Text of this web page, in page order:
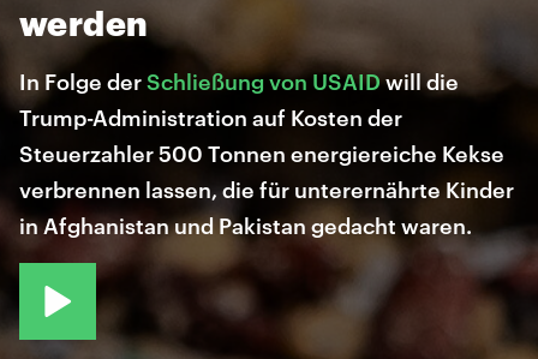
werden
In Folge derSchließung von USAIDwill die
Trump-Administration auf Kosten der
Steuerzahler 500 Tonnen energiereiche Kekse
verbrennen lassen, die für unterernährte Kinder
in Afghanistan und Pakistan gedacht waren.